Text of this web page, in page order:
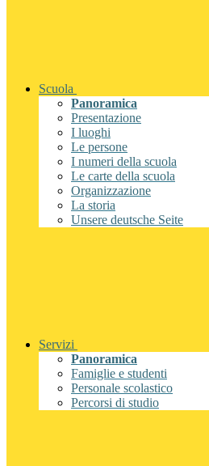
Scuola
Panoramica
Presentazione
I luoghi
Le persone
I numeri della scuola
Le carte della scuola
Organizzazione
La storia
Unsere deutsche Seite
Servizi
Panoramica
Famiglie e studenti
Personale scolastico
Percorsi di studio